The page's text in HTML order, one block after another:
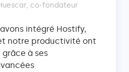
co-fondateur
intégré Hostify,
notre productivité ont
à ses